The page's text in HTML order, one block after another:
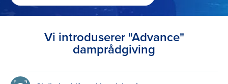
Vi introduserer "Advance"
damprådgiving